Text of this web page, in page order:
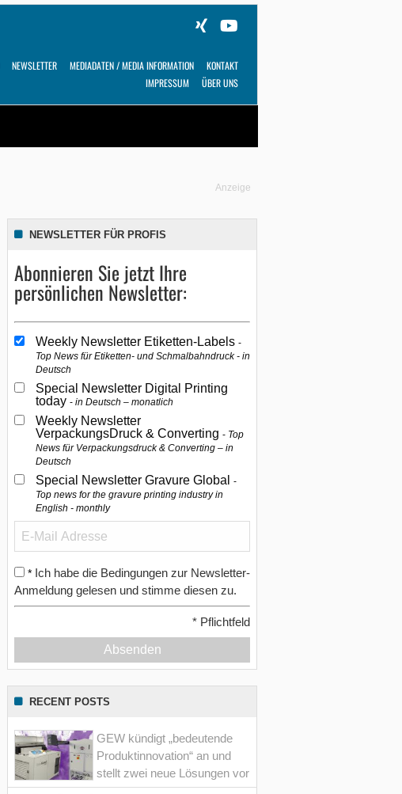
NEWSLETTER MEDIADATEN / MEDIA INFORMATION
KONTAKT
IMPRESSUM
ÜBER UNS
Anzeige
NEWSLETTER FÜR PROFIS
Abonnieren Sie jetzt Ihre
persönlichen Newsletter:
Weekly Newsletter Etiketten-Labels
Top News für Etiketten- und Schmalbahndruck - in
Deutsch
Special Newsletter Digital Printing
today in Deutsch – monatlich
Weekly Newsletter
VerpackungsDruck & Converting Top
News für Verpackungsdruck & Converting – in
Deutsch
Special Newsletter Gravure Global
Top news for the gravure printing industry in
English - monthly
* Ich habe die Bedingungen zur Newsletter-
Anmeldung gelesen und stimme diesen zu.
* Pflichtfeld
Absenden
RECENT POSTS
GEW kündigt „bedeutende
Produktinnovation“ an und
stellt zwei neue Lösungen vor